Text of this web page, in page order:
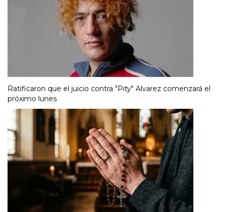
Ratificaron que el juicio contra "Pity" Alvarez comenzará el
próximo lunes